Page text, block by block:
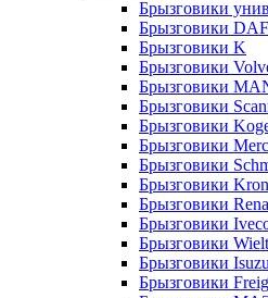
Брызговики
Брызговики DAF
Брызговики K
Брызговики
Брызговики
Брызговики
Брызговики
Брызговики
Брызговики
Брызговики
Брызговики
Брызговики
Брызговики
Брызговики Isuzu
Брызговики